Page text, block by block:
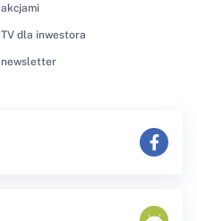
akcjami
TV dla inwestora
newsletter